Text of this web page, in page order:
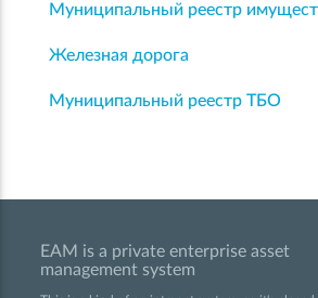
Муниципальный реестр
Железная дорога
Муниципальный реестр ТБО
EAM is a private enterprise asset
management system